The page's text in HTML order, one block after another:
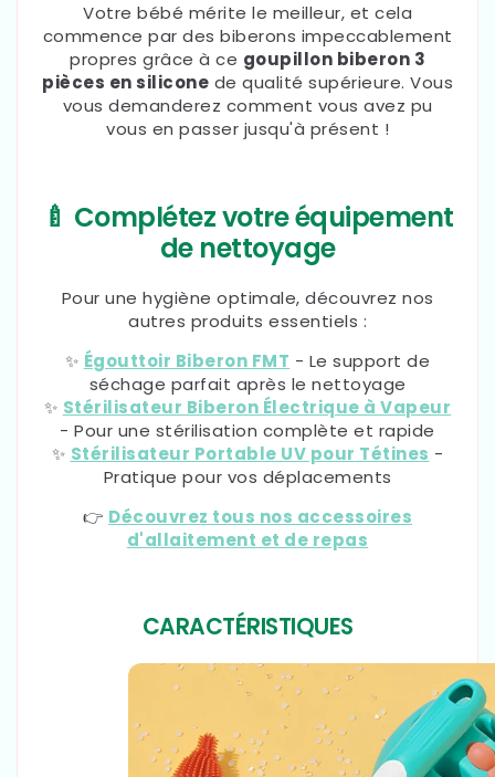
Votre bébé mérite le meilleur, et cela
commence par des biberons impeccablement
propres grâce à ce goupillon biberon 3
pièces en silicone de qualité supérieure. Vous
vous demanderez comment vous avez pu
vous en passer jusqu'à présent !
🍼 Complétez votre équipement
de nettoyage
Pour une hygiène optimale, découvrez nos
autres produits essentiels :
✨ Égouttoir Biberon FMT - Le support de
séchage parfait après le nettoyage
✨ Stérilisateur Biberon Électrique à Vapeur
- Pour une stérilisation complète et rapide
✨ Stérilisateur Portable UV pour Tétines -
Pratique pour vos déplacements
👉 Découvrez tous nos accessoires
d'allaitement et de repas
CARACTÉRISTIQUES